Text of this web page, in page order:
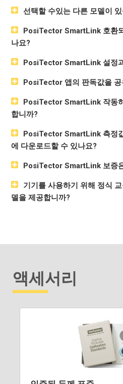
선택할 수있는 다른 모델이
PosiTector SmartLink 호환
나요?
PosiTector SmartLink 설정
PosiTector 앱의 판독값을 공
PosiTector SmartLink 작동
합니까?
PosiTector SmartLink 측정
에 다운로드할 수 있나요?
PosiTector SmartLink 보증
기기를 사용하기 위해 정식
델을 제공합니까?
액세서리